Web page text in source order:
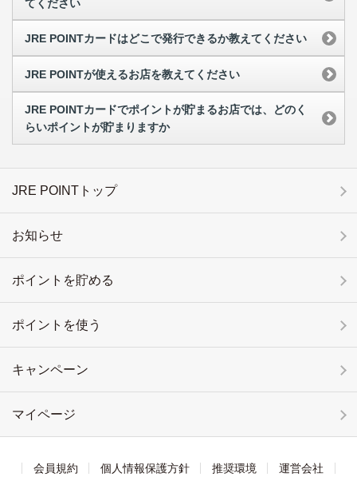
てください
JRE POINTカードはどこで発行できるか教えてください
JRE POINTが使えるお店を教えてください
JRE POINTカードでポイントが貯まるお店では、どのく
らいポイントが貯まりますか
JRE POINTトップ
お知らせ
ポイントを貯める
ポイントを使う
キャンペーン
マイページ
会員規約 個人情報保護方針 推奨環境 運営会社